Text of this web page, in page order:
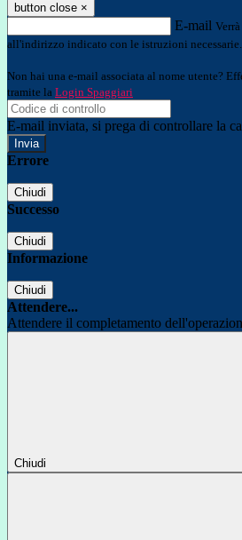
button close ×
E-mail
all'indirizzo indicato con le istruzioni necessarie.
Non hai una e-mail associata al nome utente?
tramite la Login Spaggiari
E-mail inviata, si prega di controllare la
Errore
Chiudi
Successo
Chiudi
Informazione
Chiudi
Attendere...
Attendere il completamento
Chiudi